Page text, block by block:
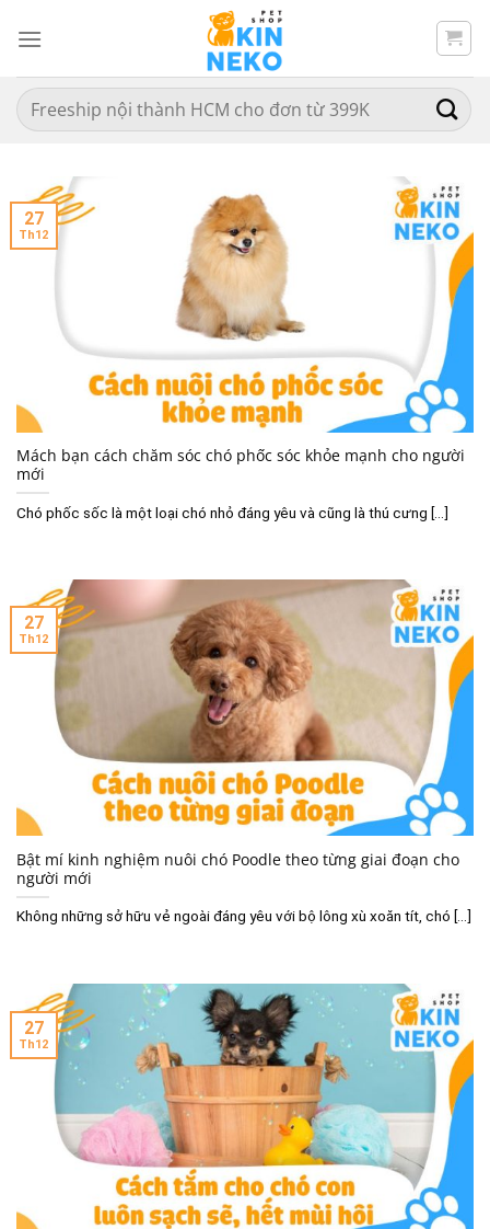
đến
dung
Search
for:
Mách bạn cách chăm sóc chó phốc sóc khỏe mạnh cho người
mới
Chó phốc sốc là một loại chó nhỏ đáng yêu và cũng là thú cưng [...]
27
Th12
Bật mí kinh nghiệm nuôi chó Poodle theo từng giai đoạn cho
người mới
Không những sở hữu vẻ ngoài đáng yêu với bộ lông xù xoăn tít, chó [...]
27
Th12
27
Th12